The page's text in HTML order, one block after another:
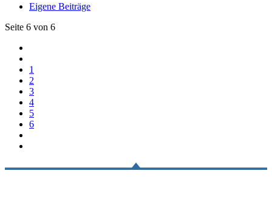
Eigene Beiträge
Seite 6 von 6
1
2
3
4
5
6